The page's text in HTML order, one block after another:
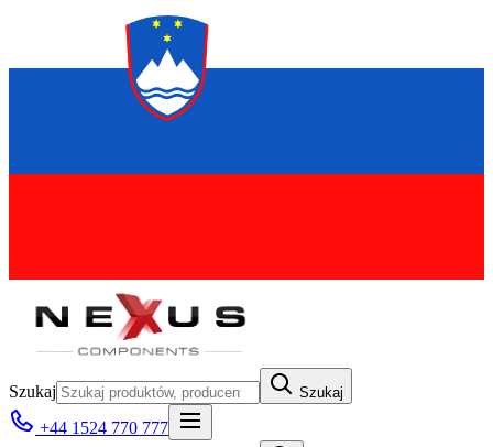
Szukaj Szukaj
+44 1524 770 777